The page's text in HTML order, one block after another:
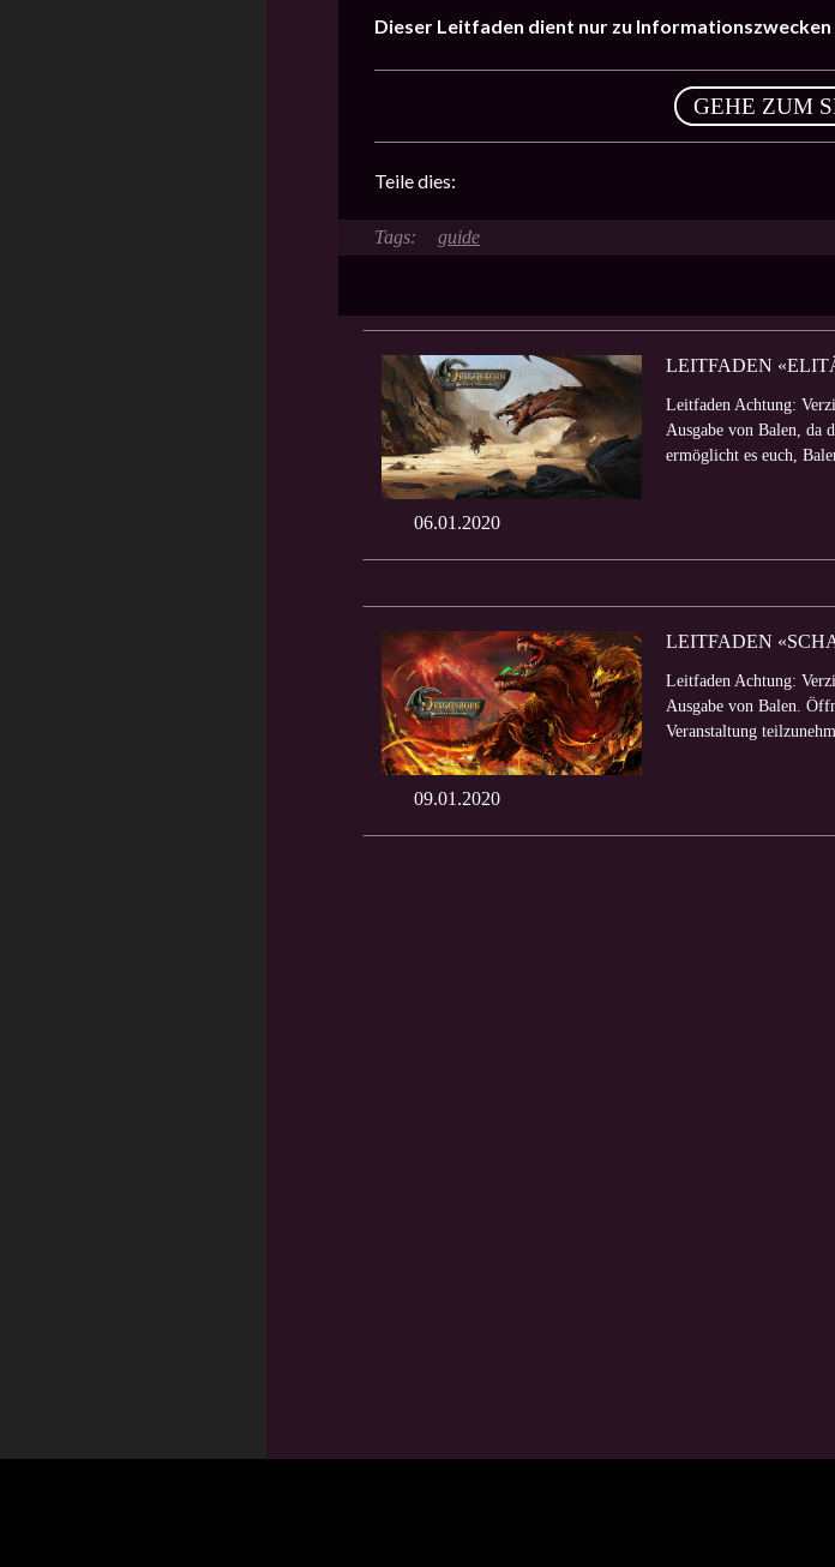
Dieser Leitfaden dient nur zu
GEHE ZUM
Teile dies:
guide
06.01.2020
LEITFADEN
Leitfaden Achtung:
Ausgabe von Balen, da
ermöglicht es euch,
09.01.2020
LEITFADEN
Leitfaden Achtung:
Ausgabe von Balen.
Veranstaltung